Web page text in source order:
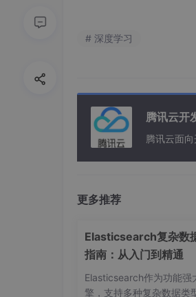
# 深度学习
腾讯云开
腾讯云面
更多推荐
Elasticsearch复杂数
指南：从入门到精通
Elasticsearch作为功能强
擎，支持多种复杂数据类